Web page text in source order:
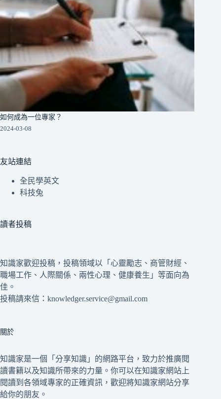
如何成為一位專家？
2024-03-08
友站連結
全民學英文
科技兔
讀者投稿
知識家歡迎投稿，投稿領域以「心靈勵志、商管財經、
職場工作、人際關係、兩性心理、健康養生」等面向為
佳。
投稿請來信：knowledger.service@gmail.com
關於
知識家是一個「分享知識」的網路平台，致力於推廣閱
讀書籍以及知識所帶來的力量。你可以在知識家網站上
閱讀到各領域專家的正確資訊，歡迎將知識家網站分享
給你的朋友。